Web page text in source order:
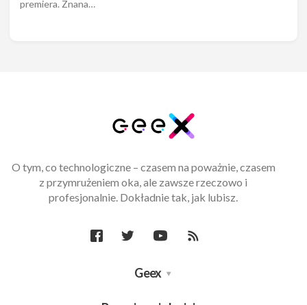
premiera. Znana…
O tym, co technologiczne – czasem na poważnie, czasem
z przymrużeniem oka, ale zawsze rzeczowo i
profesjonalnie. Dokładnie tak, jak lubisz.
Geex